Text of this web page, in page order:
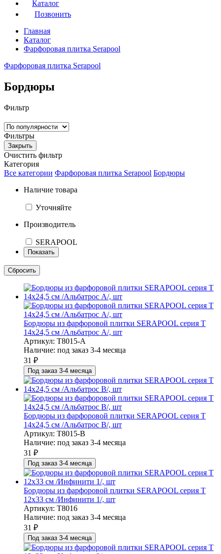
Каталог
Позвонить
Главная
Каталог
Фарфоровая плитка Serapool
Фарфоровая плитка Serapool
Бордюры
Фильтр
Фильтры
Закрыть
Очистить фильтр
Категория
Все категории Фарфоровая плитка Serapool Бордюры
Наличие товара
Уточняйте
Производитель
SERAPOOL
Бордюры из фарфоровой плитки SERAPOOL серия T
14х24,5 см /Альбатрос А/, шт
Артикул: T8015-A
Наличие: под заказ 3-4 месяца
31 ₽
Под заказ 3-4 месяца
Бордюры из фарфоровой плитки SERAPOOL серия T
14х24,5 см /Альбатрос В/, шт
Артикул: T8015-B
Наличие: под заказ 3-4 месяца
31 ₽
Под заказ 3-4 месяца
Бордюры из фарфоровой плитки SERAPOOL серия T
12х33 см /Инфинити 1/, шт
Артикул: T8016
Наличие: под заказ 3-4 месяца
31 ₽
Под заказ 3-4 месяца